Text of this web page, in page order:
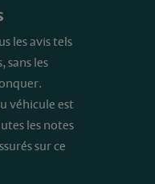
les avis tels
sans les
véhicule est
les notes
sur ce